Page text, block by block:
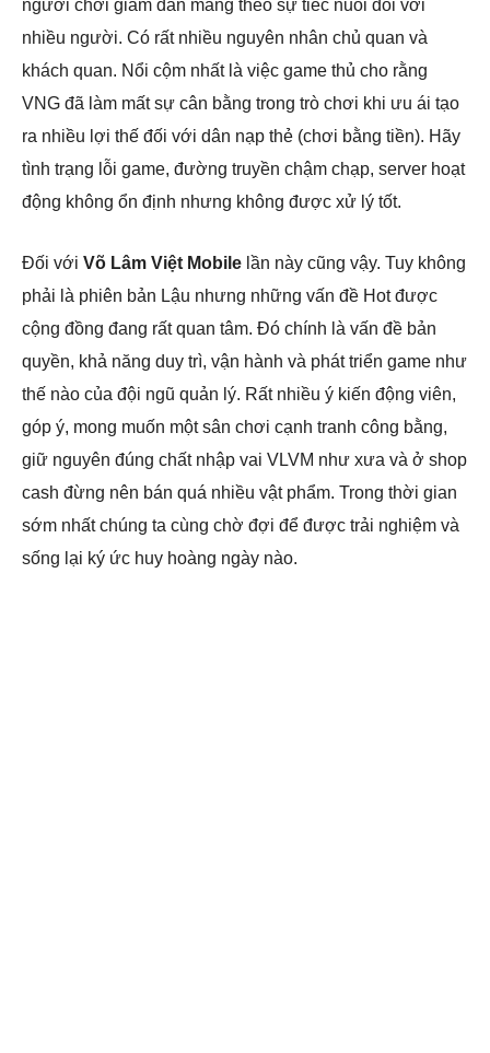
người chơi giảm dần mang theo sự tiếc nuối đối với
nhiều người. Có rất nhiều nguyên nhân chủ quan và
khách quan. Nổi cộm nhất là việc game thủ cho rằng
VNG đã làm mất sự cân bằng trong trò chơi khi ưu ái tạo
ra nhiều lợi thế đối với dân nạp thẻ (chơi bằng tiền). Hãy
tình trạng lỗi game, đường truyền chậm chạp, server hoạt
động không ổn định nhưng không được xử lý tốt.
Đối với Võ Lâm Việt Mobile lần này cũng vậy. Tuy không
phải là phiên bản Lậu nhưng những vấn đề Hot được
cộng đồng đang rất quan tâm. Đó chính là vấn đề bản
quyền, khả năng duy trì, vận hành và phát triển game như
thế nào của đội ngũ quản lý. Rất nhiều ý kiến động viên,
góp ý, mong muốn một sân chơi cạnh tranh công bằng,
giữ nguyên đúng chất nhập vai VLVM như xưa và ở shop
cash đừng nên bán quá nhiều vật phẩm. Trong thời gian
sớm nhất chúng ta cùng chờ đợi để được trải nghiệm và
sống lại ký ức huy hoàng ngày nào.